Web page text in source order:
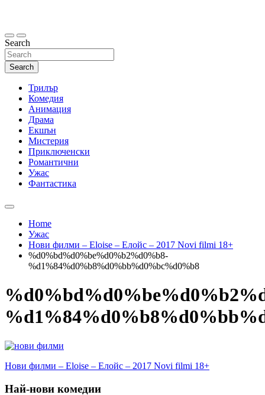
Search
Search
Трилър
Комедия
Анимация
Драма
Екшън
Мистерия
Приключенски
Романтични
Ужас
Фантастика
Home
Ужас
Нови филми – Eloise – Елойс – 2017 Novi filmi 18+
%d0%bd%d0%be%d0%b2%d0%b8-
%d1%84%d0%b8%d0%bb%d0%bc%d0%b8
Навигация
Нови филми – Eloise – Елойс – 2017 Novi filmi 18+
Най-нови комедии